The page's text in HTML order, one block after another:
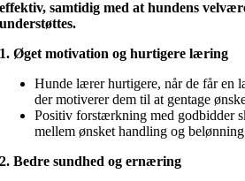
effektiv, samtidig med at hundens
understøttes.
1. Øget motivation og hurtigere læring
Hunde lærer hurtigere, når de får en
der motiverer dem til at gentage
Positiv forstærkning med godbidder
mellem ønsket handling og
2. Bedre sundhed og ernæring